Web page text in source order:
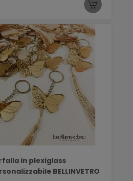
in plexiglass
BELLINVETRO